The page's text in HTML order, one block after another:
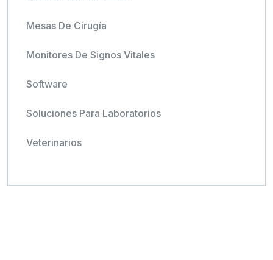
Mesas De Cirugía
Monitores De Signos Vitales
Software
Soluciones Para Laboratorios
Veterinarios